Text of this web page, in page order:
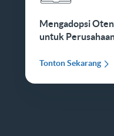
Mengadopsi
untuk
Tonton Sekarang